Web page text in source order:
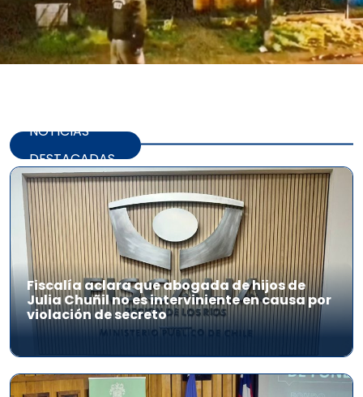
NOTICIAS
DESTACADAS
Fiscalía aclara que abogada de hijos de
Julia Chuñil no es interviniente en causa por
violación de secreto